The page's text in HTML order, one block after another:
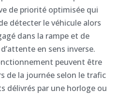
de priorité optimisée qui
détecter le véhicule alors
dans la rampe et de
en sens inverse.
peuvent être
de la journée selon le trafic
délivrés par une horloge ou